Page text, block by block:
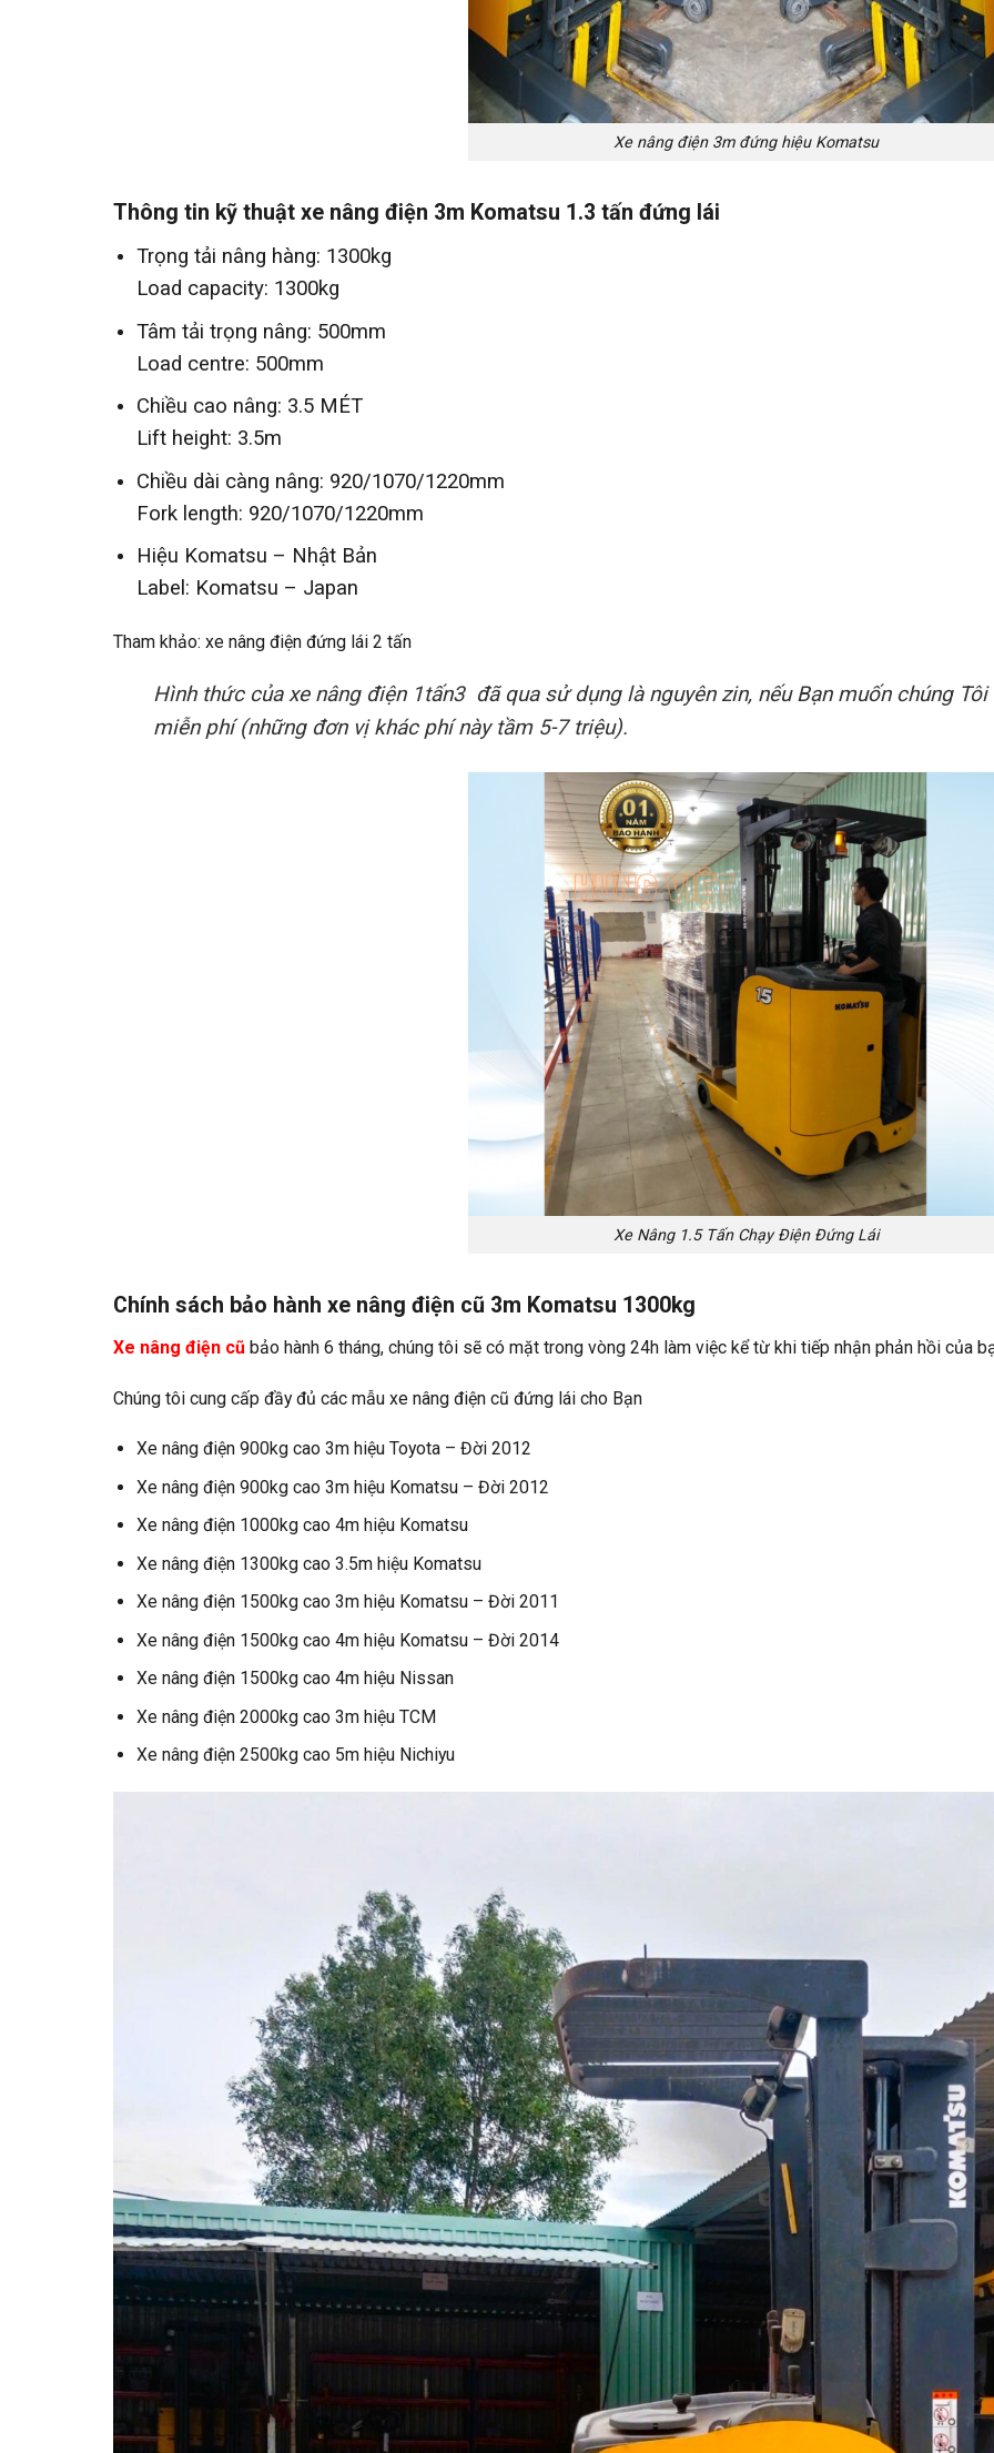
Xe nâng điện 3m đứng hiệu Komatsu
Thông tin kỹ thuật xe nâng điện 3m Komatsu 1.3 tấn đứng lái
Trọng tải nâng hàng: 1300kg
Load capacity: 1300kg
Tâm tải trọng nâng: 500mm
Load centre: 500mm
Chiều cao nâng: 3.5 MÉT
Lift height: 3.5m
Chiều dài càng nâng: 920/1070/1220mm
Fork length: 920/1070/1220mm
Hiệu Komatsu – Nhật Bản
Label: Komatsu – Japan
Tham khảo: xe nâng điện đứng lái 2 tấn
Hình thức của xe nâng điện 1tấn3 đã qua sử dụng là nguyên zin, nếu Bạn muốn chúng
miễn phí (những đơn vị khác phí này tầm 5-7 triệu).
Xe Nâng 1.5 Tấn Chạy Điện Đứng Lái
Chính sách bảo hành xe nâng điện cũ 3m Komatsu 1300kg
Xe nâng điện cũ bảo hành 6 tháng, chúng tôi sẽ có mặt trong vòng 24h làm việc kể từ khi tiếp nhận phản hồi của
Chúng tôi cung cấp đầy đủ các mẫu xe nâng điện cũ đứng lái cho Bạn
Xe nâng điện 900kg cao 3m hiệu Toyota – Đời 2012
Xe nâng điện 900kg cao 3m hiệu Komatsu – Đời 2012
Xe nâng điện 1000kg cao 4m hiệu Komatsu
Xe nâng điện 1300kg cao 3.5m hiệu Komatsu
Xe nâng điện 1500kg cao 3m hiệu Komatsu – Đời 2011
Xe nâng điện 1500kg cao 4m hiệu Komatsu – Đời 2014
Xe nâng điện 1500kg cao 4m hiệu Nissan
Xe nâng điện 2000kg cao 3m hiệu TCM
Xe nâng điện 2500kg cao 5m hiệu Nichiyu